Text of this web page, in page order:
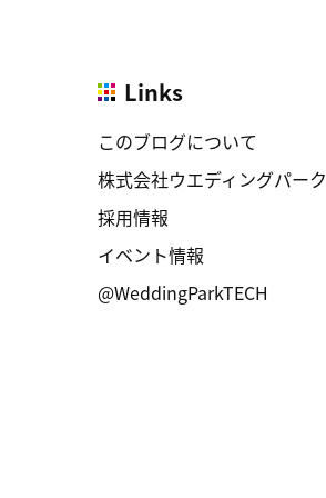
Links
このブログについて
株式会社ウエディングパーク
採用情報
イベント情報
@WeddingParkTECH